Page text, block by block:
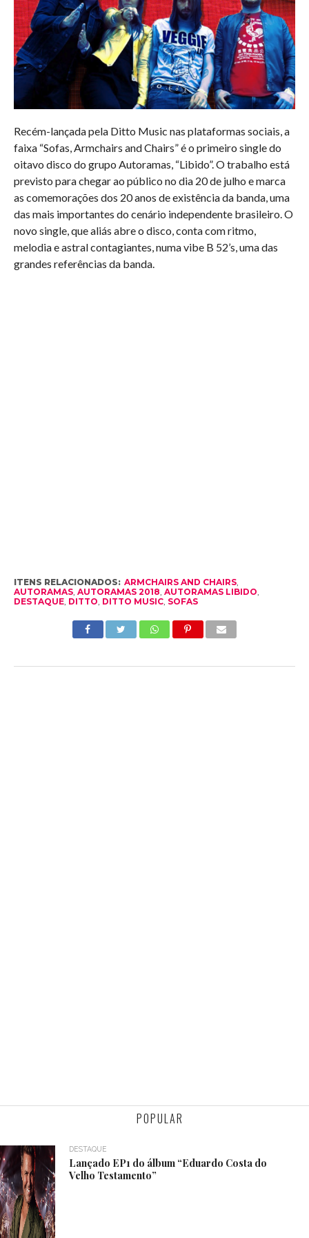
Recém-lançada pela Ditto Music nas plataformas sociais, a
faixa “Sofas, Armchairs and Chairs” é o primeiro single do
oitavo disco do grupo Autoramas, “Libido”. O trabalho está
previsto para chegar ao público no dia 20 de julho e marca
as comemorações dos 20 anos de existência da banda, uma
das mais importantes do cenário independente brasileiro. O
novo single, que aliás abre o disco, conta com ritmo,
melodia e astral contagiantes, numa vibe B 52’s, uma das
grandes referências da banda.
ITENS RELACIONADOS: ARMCHAIRS AND CHAIRS,
AUTORAMAS, AUTORAMAS 2018 AUTORAMAS LIBIDO
DESTAQUE, DITTO DITTO MUSIC, SOFAS
POPULAR
DESTAQUE
Lançado EP1 do álbum “Eduardo Costa do
Velho Testamento”